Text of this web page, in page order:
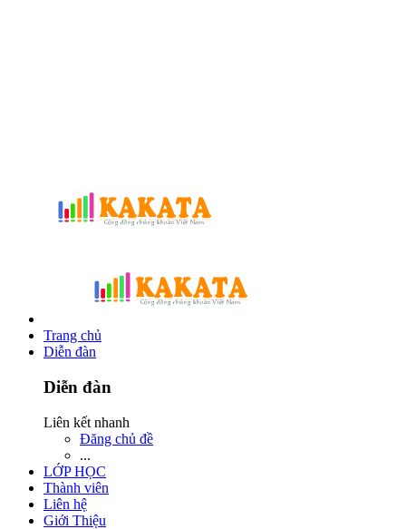
Trang chủ
Diễn đàn
Diễn đàn
Liên kết nhanh
Đăng chủ đề
...
LỚP HỌC
Thành viên
Liên hệ
Giới Thiệu